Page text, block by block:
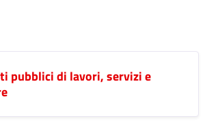
pubblici di lavori, servizi e